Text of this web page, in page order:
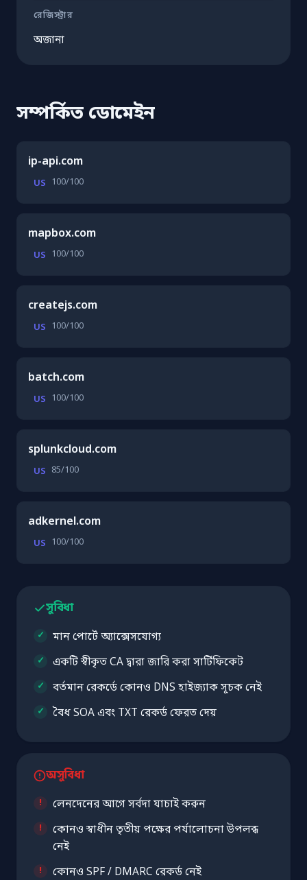
রেজিস্ট্রার
অজানা
সম্পর্কিত ডোমেইন
ip-api.com
US 100/100
mapbox.com
US 100/100
createjs.com
US 100/100
batch.com
US 100/100
splunkcloud.com
US 85/100
adkernel.com
US 100/100
সুবিধা
মান পোর্টে অ্যাক্সেসযোগ্য
একটি স্বীকৃত CA দ্বারা জারি করা সার্টিফিকেট
বর্তমান রেকর্ডে কোনও DNS হাইজ্যাক সূচক নেই
বৈধ SOA এবং TXT রেকর্ড ফেরত দেয়
অসুবিধা
লেনদেনের আগে সর্বদা যাচাই করুন
কোনও স্বাধীন তৃতীয় পক্ষের পর্যালোচনা উপলব্ধ
নেই
কোনও SPF / DMARC রেকর্ড নেই